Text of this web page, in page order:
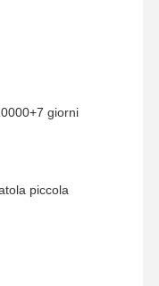
giorni
piccola